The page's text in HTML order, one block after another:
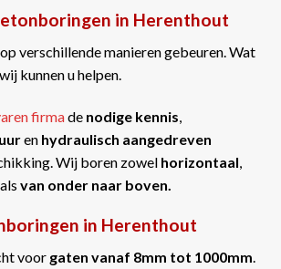
in Herenthout
verschillende manieren gebeuren. Wat
kunnen u helpen.
firmade nodige kennis
en hydraulisch aangedreven
Wij boren zowel horizontaal
, als van onder naar boven.
in Herenthout
voor gaten vanaf 8mm tot 1000mm.